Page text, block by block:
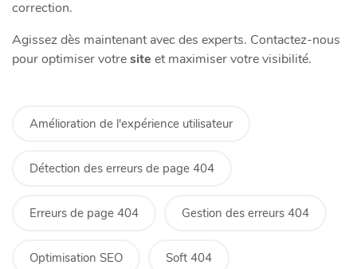
correction.
Agissez dès maintenant avec des experts. Contactez-nous
pour optimiser votresite et maximiser votre visibilité.
Amélioration de l'expérience utilisateur
Détection des erreurs de page 404
Erreurs de page 404 Gestion des erreurs 404
Optimisation SEO Soft 404